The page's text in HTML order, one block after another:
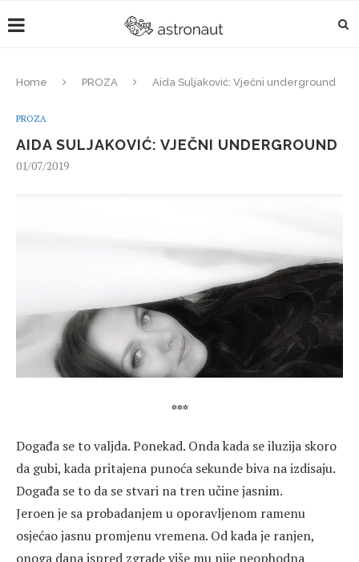
Home PROZA Aida Suljaković: Vječni underground
PROZA
AIDA SULJAKOVIĆ: VJEČNI UNDERGROUND
01/07/2019
***
Događa se to valjda. Ponekad. Onda kada se iluzija skoro
da gubi, kada pritajena punoća sekunde biva na izdisaju.
Događa se to da se stvari na tren učine jasnim.
Jeroen je sa probadanjem u oporavljenom ramenu
osjećao jasnu promjenu vremena. Od kada je ranjen,
onoga dana ispred zgrade više mu nije neophodna